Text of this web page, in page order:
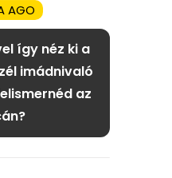
AGO
így néz ki a
imádnivaló
az